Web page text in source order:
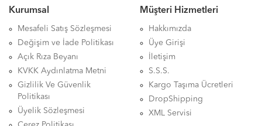
Kurumsal
Mesafeli Satış Sözleşmesi
Değişim ve İade Politikası
Açık Rıza Beyanı
KVKK Aydınlatma Metni
Gizlilik Ve Güvenlik
Politikası
Üyelik Sözleşmesi
Müşteri Hizmetleri
Hakkımızda
Üye Girişi
İletişim
S.S.S.
Kargo Taşıma Ücretleri
DropShipping
XML Servisi